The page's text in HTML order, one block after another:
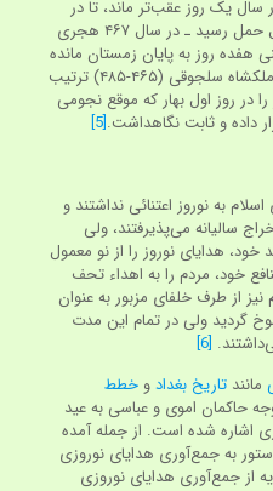
یک روز عقب‌تر ماند، تا در
حدود سال ۳۹۲ هجری، نوروز به اول حمل رسید ـ در سال ۴۶۷ هجری
روز به پایان زمستان مانده
واقع بود ـ در این هنگام جلال‌الدین ملکشاه سلجوقی (۴۶۵-۴۸۵) ترتیب
را در روز اول بهار که موقع نجومی
داده و ثابت نگاهداشت.[5]
به نوروز اعتنائی نداشتند و
سالیانه می‌پذیرفتند، ولی
هدایای نوروز را از نو معمول
خود، مردم را به اهداء تحف
از طرف خلفای مزبور به عنوان
گردید ولی در تمام این مدت
[6]
مانند تاریخ بغدادو خطط
حاکمان اموی و عباسی به عید
اشاره شده است. از جمله آمده
به جمع‌آوری هدایای نوروزی
از جمع‌آوری هدایای نوروزی